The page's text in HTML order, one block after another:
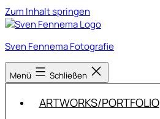
Zum Inhalt springen
Sven Fennema Fotografie
Menü Schließen
ARTWORKS/PORTFOLIO